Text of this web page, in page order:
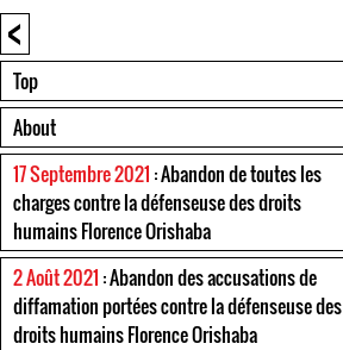
<
Top
About
17 Septembre 2021 : Abandon de toutes les
charges contre la défenseuse des droits
humains Florence Orishaba
2 Août 2021 : Abandon des accusations de
diffamation portées contre la défenseuse des
droits humains Florence Orishaba